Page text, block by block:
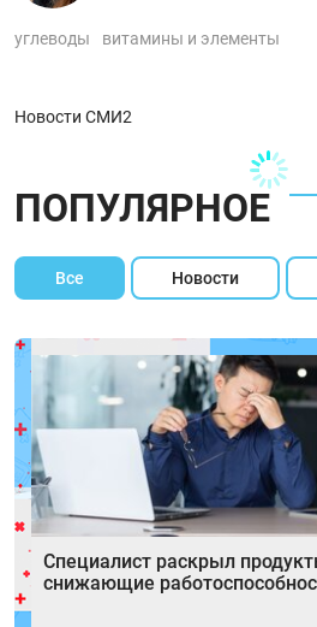
углеводы витамины и элементы
Новости СМИ2
ПОПУЛЯРНОЕ
Все Новости
Специалист раскрыл
снижающие